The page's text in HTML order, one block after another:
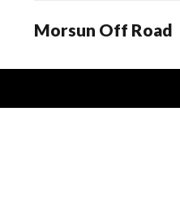
Morsun Off Road